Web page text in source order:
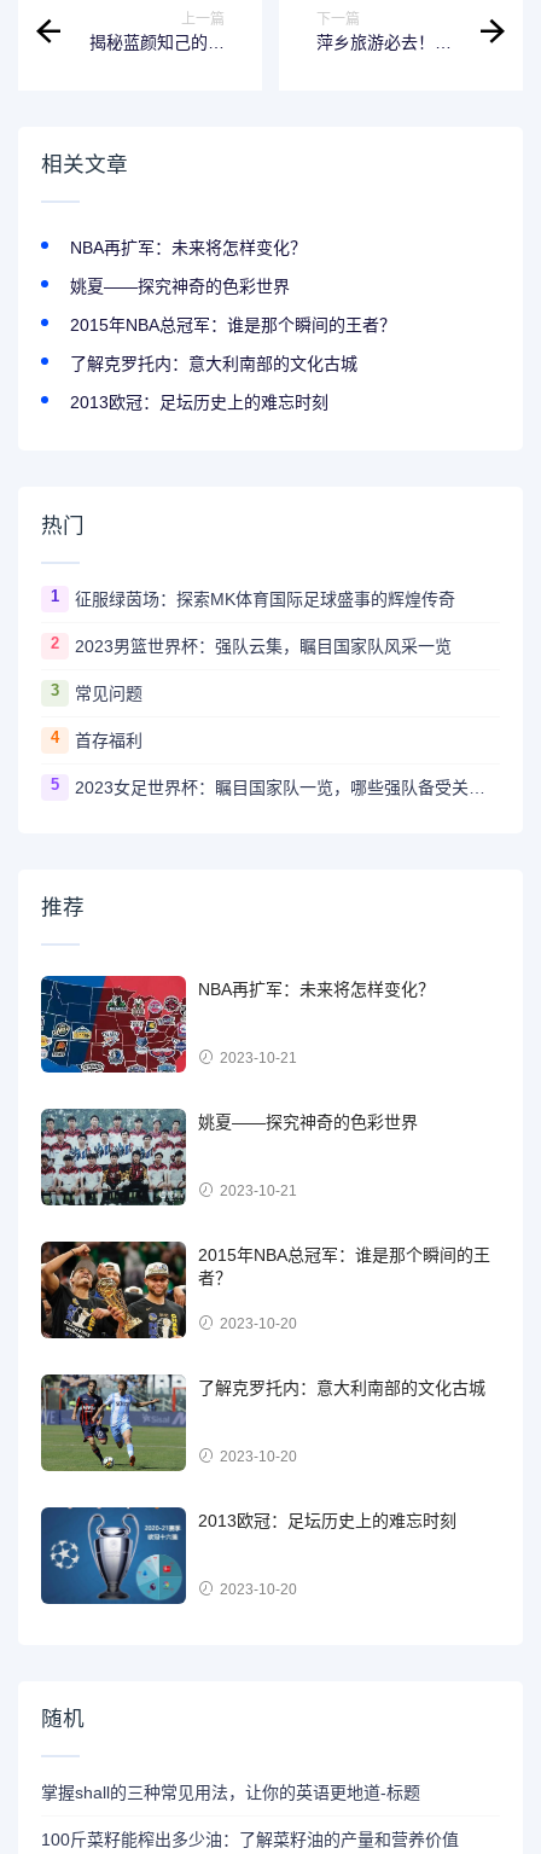
上一篇
揭秘蓝颜知己的真
下一篇
萍乡旅游必去！这
相关文章
NBA再扩军：未来将怎样变化？
姚夏——探究神奇的色彩世界
2015年NBA总冠军：谁是那个瞬间的王者？
了解克罗托内：意大利南部的文化古城
2013欧冠：足坛历史上的难忘时刻
热门
1 征服绿茵场：探索MK体育国际足球盛事的辉煌传奇
2 2023男篮世界杯：强队云集，瞩目国家队风采一览
3 常见问题
4 首存福利
5
推荐
NBA再扩军：未来将怎样变化？
2023-10-21
姚夏——探究神奇的色彩世界
2023-10-21
2015年NBA总冠军：谁是那个瞬间的王
者？
2023-10-20
了解克罗托内：意大利南部的文化古城
2023-10-20
2013欧冠：足坛历史上的难忘时刻
2023-10-20
随机
掌握shall的三种常见用法，让你的英语更地道-标题
100斤菜籽能榨出多少油：了解菜籽油的产量和营养价值